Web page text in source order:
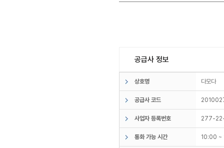
공급사 정보
상호명 다모다
공급사 코드
사업자 등록번호 277-
통화 가능 시간 10:00